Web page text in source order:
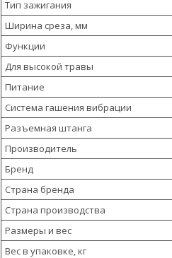
Тип зажигания
Ширина среза, мм
Функции
Для высокой травы
Питание
Система гашения вибрации
Разъемная штанга
Производитель
Бренд
Страна бренда
Страна производства
Размеры и вес
Вес в упаковке, кг